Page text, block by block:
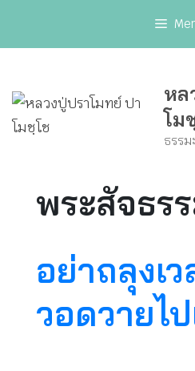
หล
โม
ธรรม
พระสัจธร
อย่าถลุงเว
วอดวายไ